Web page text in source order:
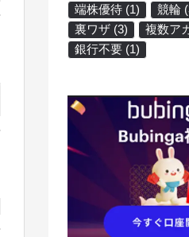
端株優待 (1) 競輪
裏ワザ (3) 複数ア
銀行不要 (1)